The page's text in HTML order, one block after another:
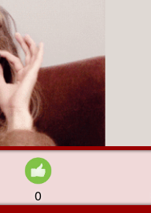
0